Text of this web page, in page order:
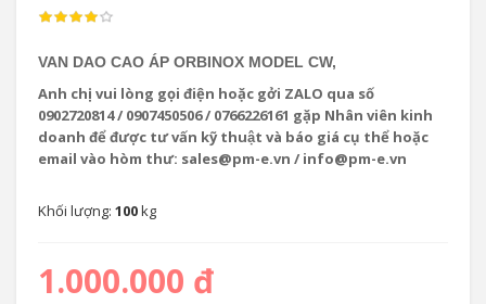
VAN DAO CAO ÁP ORBINOX MODEL CW,
Anh chị vui lòng gọi điện hoặc gởi ZALO qua số
0902720814 / 0907450506 / 0766226161 gặp Nhân viên kinh
doanh để được tư vấn kỹ thuật và báo giá cụ thể hoặc
email vào hòm thư: sales@pm-e.vn / info@pm-e.vn
Khối lượng: 100kg
1.000.000 đ